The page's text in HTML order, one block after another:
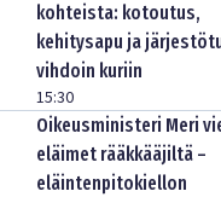
kohteista: kotoutus,
kehitysapu ja
vihdoin kuriin
15:30
Oikeusministeri Meri
eläimet rääkkääjiltä –
eläintenpitokiellon